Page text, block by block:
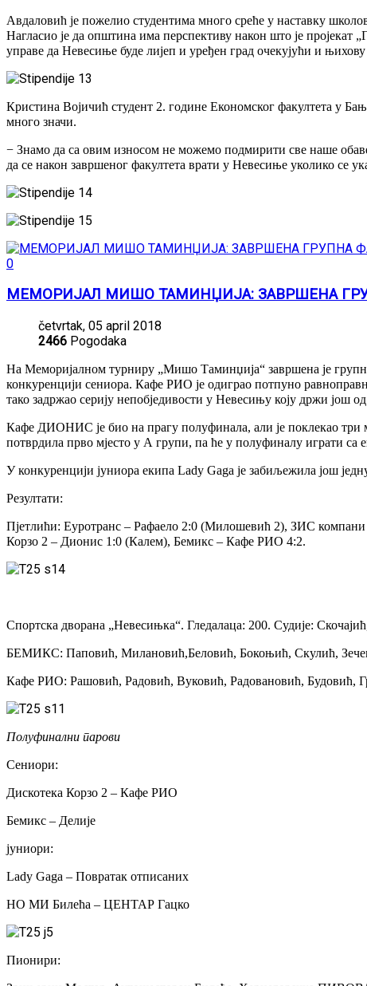
Авдаловић је пожелио студентима много среће у наставку
Нагласио је да општина има перспективу након што је
управе да Невесиње буде лијеп и уређен град очекујући и
Кристина Војичић студент 2. године Економског факултета у
много значи.
− Знамо да са овим износом не можемо подмирити све наше
да се након завршеног факултета врати у Невесиње уколико се
0
МЕМОРИЈАЛ МИШО ТАМИНЏИЈА: ЗАВРШЕНА
četvrtak, 05 april 2018
2466 Pogodaka
На Меморијалном турниру „Мишо Таминџија“ завршена је
конкуренцији сениора. Кафе РИО је одиграо потпуно
тако задржао серију непобједивости у Невесињу коју држи још
Кафе ДИОНИС је био на прагу полуфинала, али је поклекао три
потврдила прво мјесто у А групи, па ће у полуфиналу играти
У конкуренцији јуниора екипа Lady Gaga је забиљежила још
Резултати:
Пјетлићи: Еуротранс – Рафаело 2:0 (Милошевић 2), ЗИС
Корзо 2 – Дионис 1:0 (Калем), Бемикс – Кафе РИО 4:2.
Спортска дворана „Невесињка“. Гледалаца: 200. Судије:
БЕМИКС: Паповић, Милановић,Беловић, Бокоњић, Скулић,
Кафе РИО: Рашовић, Радовић, Вуковић, Радовановић, Будовић,
Полуфинални парови
Сениори:
Дискотека Корзо 2 – Кафе РИО
Бемикс – Делије
јуниори:
Lady Gaga – Повратак отписаних
НО МИ Билећа – ЦЕНТАР Гацко
Пионири: